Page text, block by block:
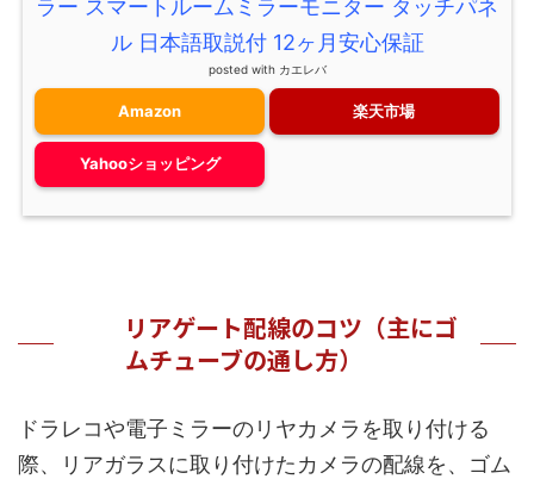
ラー スマートルームミラーモニター タッチパネ
ル 日本語取説付 12ヶ月安心保証
posted with カエレバ
Amazon 楽天市場
Yahooショッピング
リアゲート配線のコツ（主にゴ
ムチューブの通し方）
ドラレコや電子ミラーのリヤカメラを取り付ける
際、リアガラスに取り付けたカメラの配線を、ゴム